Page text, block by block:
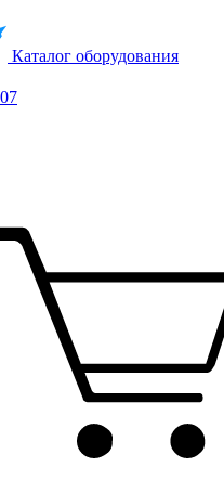
Каталог оборудования